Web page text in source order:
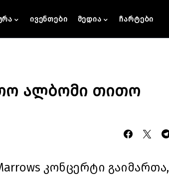
ივენთები მედია ჩარტები
ალბომი თითო
კონცერტი გაიმართა,